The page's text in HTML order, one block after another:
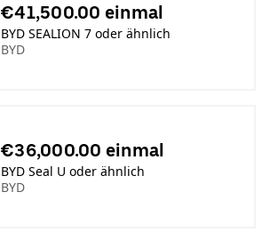
€41,500.00 einmal
BYD SEALION 7 oder ähnlich
BYD
€36,000.00 einmal
BYD Seal U oder ähnlich
BYD